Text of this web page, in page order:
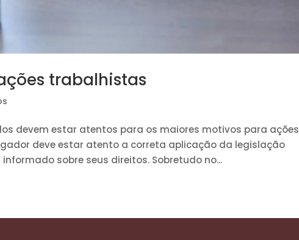
trabalhistas
devem estar atentos para os maiores motivos para ações
deve estar atento a correta aplicação da legislação
sobre seus direitos. Sobretudo no...